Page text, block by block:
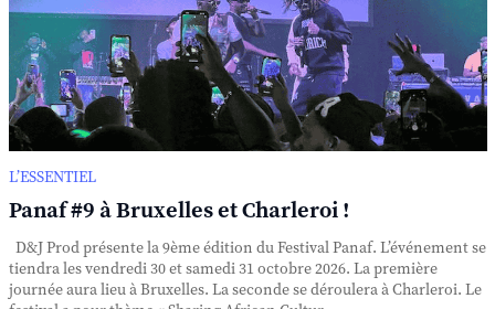
L’ESSENTIEL
Panaf #9 à Bruxelles et Charleroi !
D&J Prod présente la 9ème édition du Festival Panaf. L’événement se
tiendra les vendredi 30 et samedi 31 octobre 2026. La première
journée aura lieu à Bruxelles. La seconde se déroulera à Charleroi. Le